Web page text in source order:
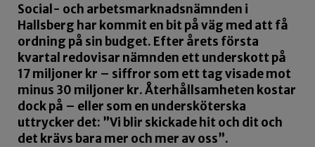
Social- och arbetsmarknadsnämnden i
Hallsberg har kommit en bit på väg med att få
ordning på sin budget. Efter årets första
kvartal redovisar nämnden ett underskott på
17 miljoner kr – siffror som ett tag visade mot
minus 30 miljoner kr. Återhållsamheten kostar
dock på – eller som en undersköterska
uttrycker det: ”Vi blir skickade hit och dit och
det krävs bara mer och mer av oss”.